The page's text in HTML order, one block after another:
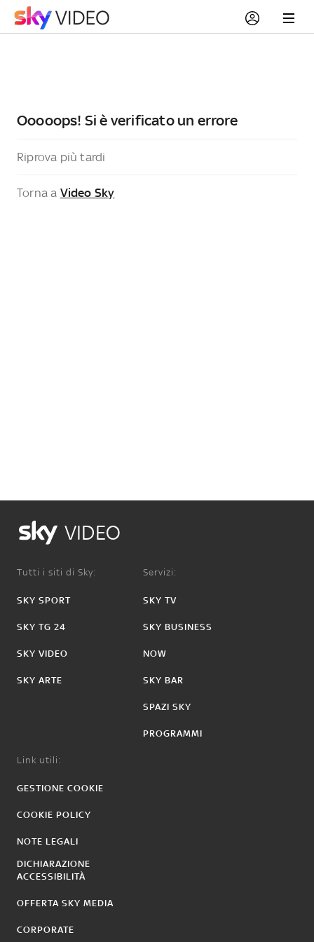
Ooooops! Si è verificato un errore
Riprova più tardi
Torna a Video Sky
VIDEO
Tutti i siti di Sky:
SKY SPORT
SKY TG 24
SKY VIDEO
SKY ARTE
Servizi:
SKY TV
SKY BUSINESS
NOW
SKY BAR
SPAZI SKY
PROGRAMMI
Link utili:
GESTIONE COOKIE
COOKIE POLICY
NOTE LEGALI
DICHIARAZIONE
ACCESSIBILITÀ
OFFERTA SKY MEDIA
CORPORATE